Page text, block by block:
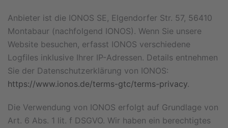
Anbieter ist die IONOS SE, Elgendorfer Str. 57, 56410
Montabaur (nachfolgend IONOS). Wenn Sie unsere
Website besuchen, erfasst IONOS verschiedene
Logfiles inklusive Ihrer IP-Adressen. Details entnehmen
Sie der Datenschutzerklärung von IONOS:
https://www.ionos.de/terms-gtc/terms-privacy.
Die Verwendung von IONOS erfolgt auf Grundlage von
Art. 6 Abs. 1 lit. f DSGVO. Wir haben ein berechtigtes